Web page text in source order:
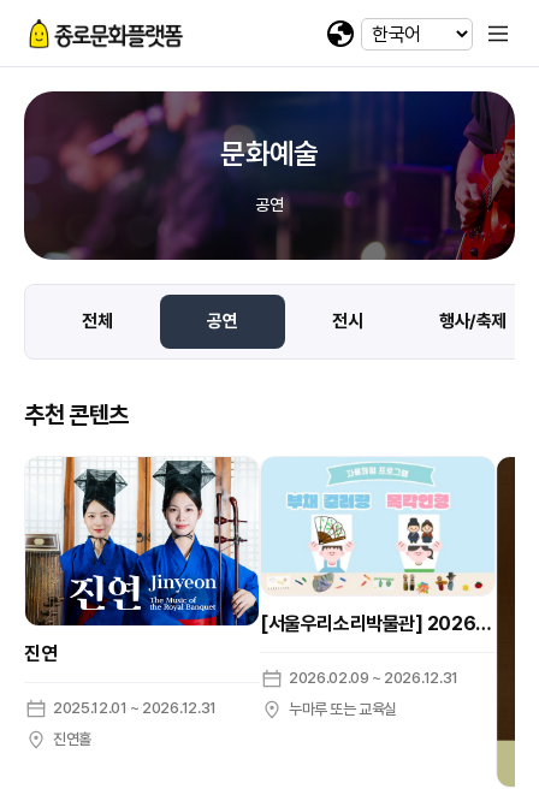
문화예술
공연
전체 공연 전시 행사/축제
추천 콘텐츠
진연
2025.12.01 ~ 2026.12.31
진연홀
[서울우리소리박물관] 2026 자율학습 프로그램 [우리소리 친구들]
2026.02.09 ~ 2026.12.31
누마루 또는 교육실
카카오 로그인
네이버 로그인
일회용 로그인
이메일
첨부파일
jpg, jpeg, png, pdf 파일만 업로드 가능합니다. (10MB 이하)
첨부파일
공연명 선택
번호 선택
회차정보 발급수량
선택